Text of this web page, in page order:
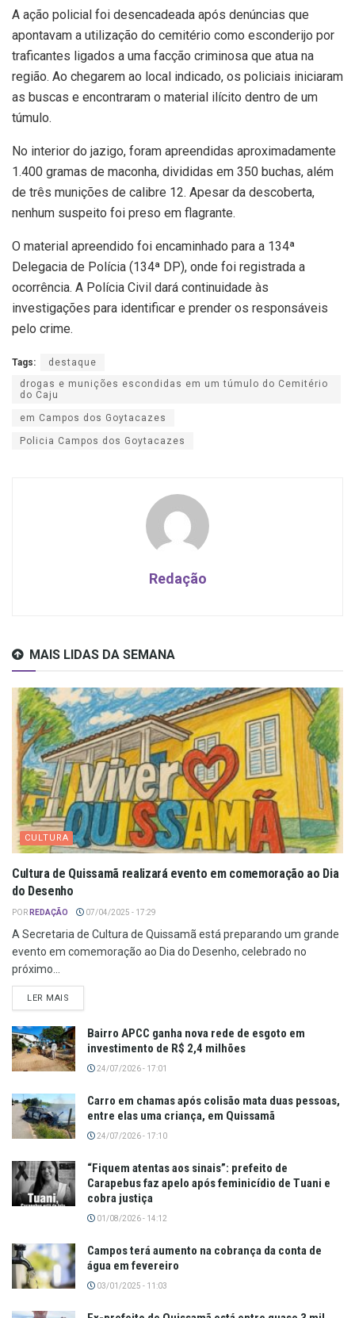
A ação policial foi desencadeada após denúncias que
apontavam a utilização do cemitério como esconderijo por
traficantes ligados a uma facção criminosa que atua na
região. Ao chegarem ao local indicado, os policiais iniciaram
as buscas e encontraram o material ilícito dentro de um
túmulo.
No interior do jazigo, foram apreendidas aproximadamente
1.400 gramas de maconha, divididas em 350 buchas, além
de três munições de calibre 12. Apesar da descoberta,
nenhum suspeito foi preso em flagrante.
O material apreendido foi encaminhado para a 134ª
Delegacia de Polícia (134ª DP), onde foi registrada a
ocorrência. A Polícia Civil dará continuidade às
investigações para identificar e prender os responsáveis
pelo crime.
Tags:
destaque
drogas e munições escondidas em um túmulo do Cemitério
do Caju
em Campos dos Goytacazes
Policia Campos dos Goytacazes
Redação
MAIS LIDAS DA SEMANA
CULTURA
Cultura de Quissamã realizará evento em comemoração ao Dia
do Desenho
POR REDAÇÃO 07/04/2025 - 17:29
A Secretaria de Cultura de Quissamã está preparando um grande
evento em comemoração ao Dia do Desenho, celebrado no
próximo...
LER MAIS
Bairro APCC ganha nova rede de esgoto em
investimento de R$ 2,4 milhões
24/07/2026 - 17:01
Carro em chamas após colisão mata duas pessoas,
entre elas uma criança, em Quissamã
24/07/2026 - 17:10
“Fiquem atentas aos sinais”: prefeito de
Carapebus faz apelo após feminicídio de Tuani e
cobra justiça
01/08/2026 - 14:12
Campos terá aumento na cobrança da conta de
água em fevereiro
03/01/2025 - 11:03